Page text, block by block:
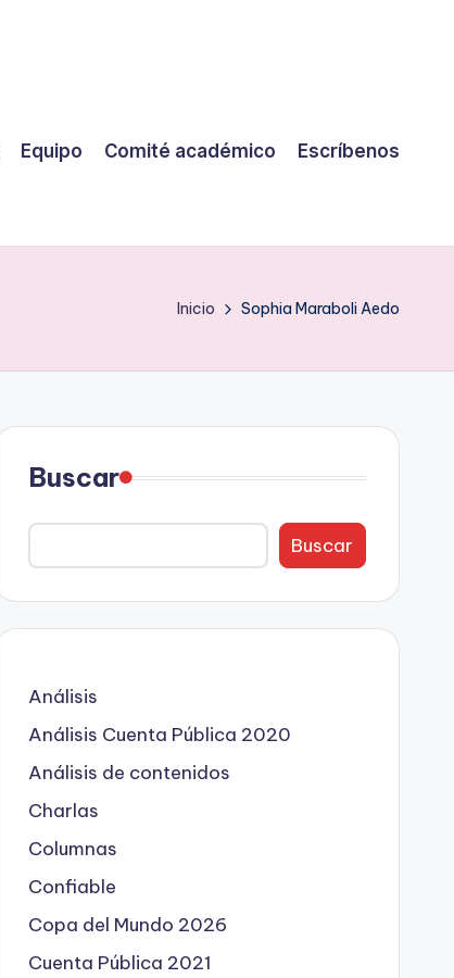
Equipo Comité académico Escríbenos
Inicio Sophia Maraboli Aedo
Buscar
Buscar
Análisis
Análisis Cuenta Pública 2020
Análisis de contenidos
Charlas
Columnas
Confiable
Copa del Mundo 2026
Cuenta Pública 2021